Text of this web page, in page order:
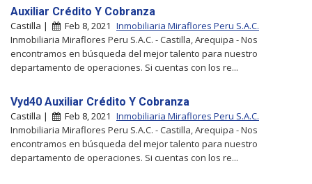
Auxiliar Crédito Y Cobranza
Castilla | Feb 8, 2021 Inmobiliaria Miraflores Peru S.A.C.
Inmobiliaria Miraflores Peru S.A.C. - Castilla, Arequipa - Nos
encontramos en búsqueda del mejor talento para nuestro
departamento de operaciones. Si cuentas con los re...
Vyd40 Auxiliar Crédito Y Cobranza
Castilla | Feb 8, 2021 Inmobiliaria Miraflores Peru S.A.C.
Inmobiliaria Miraflores Peru S.A.C. - Castilla, Arequipa - Nos
encontramos en búsqueda del mejor talento para nuestro
departamento de operaciones. Si cuentas con los re...